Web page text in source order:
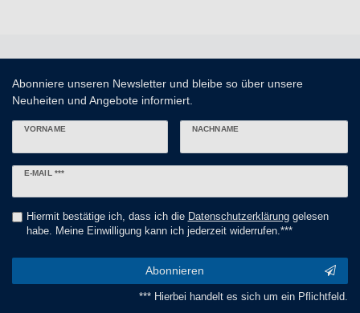
Abonniere unseren Newsletter und bleibe so über unsere
Neuheiten und Angebote informiert.
VORNAME NACHNAME
E-MAIL ***
Newsletter
Hiermit bestätige ich, dass ich die Daten­schutz­erklärunggelesen
habe. Meine Einwilligung kann ich jederzeit widerrufen.***
Abonnieren
*** Hierbei handelt es sich um ein Pflichtfeld.